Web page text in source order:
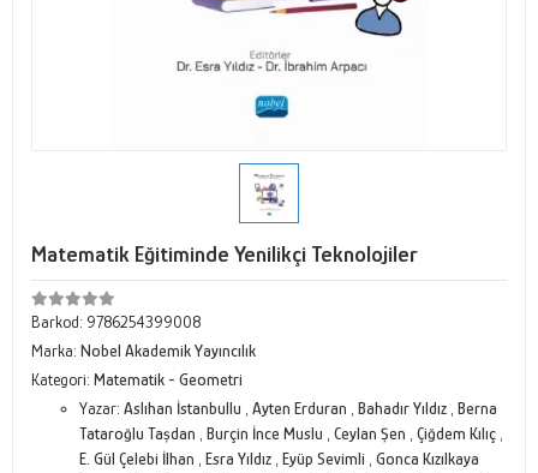
Matematik Eğitiminde Yenilikçi Teknolojiler
Barkod: 9786254399008
Marka: Nobel Akademik Yayıncılık
Kategori: Matematik - Geometri
Yazar: Aslıhan İstanbullu Ayten Erduran Bahadır Yıldız Berna
Tataroğlu Taşdan
Burçin İnce Muslu Ceylan Şen Çiğdem Kılıç
E. Gül Çelebi İlhan
Esra Yıldız Eyüp Sevimli
Gonca Kızılkaya